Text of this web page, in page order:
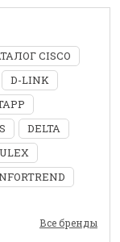
CISCO
D-LINK
DELTA
Все бренды